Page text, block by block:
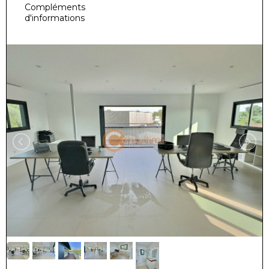
Compléments
d'informations